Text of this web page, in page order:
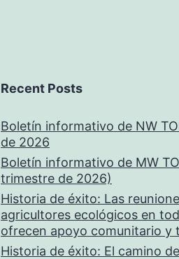
Recent Posts
Boletín informativo de NW
de 2026
Boletín informativo de MW
trimestre de 2026)
Historia de éxito: Las
agricultores ecológicos en
ofrecen apoyo comunitario y
Historia de éxito: El camino